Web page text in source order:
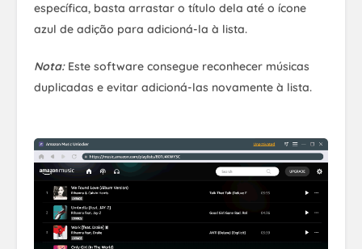
específica, basta arrastar o título dela até o ícone
azul de adição para adicioná-la à lista.
Nota: Este software consegue reconhecer músicas
duplicadas e evitar adicioná-las novamente à lista.